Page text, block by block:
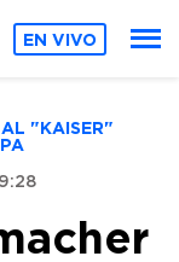
EN VIVO
AL "KAISER"